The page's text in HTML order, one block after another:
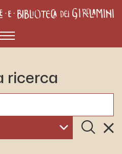
Menù
ricerca
Cerca